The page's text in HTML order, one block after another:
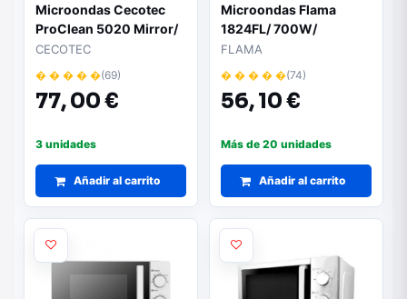
Microondas Cecotec
ProClean 5020 Mirror/
700W/ Capacidad 20L
CECOTEC
� � � � �(69)
77,00 €
3 unidades
Añadir al carrito
Microondas Flama
1824FL/ 700W/
Capacidad 20L/ Blanco
FLAMA
� � � � �(74)
56,10 €
Más de 20 unidades
Añadir al carrito